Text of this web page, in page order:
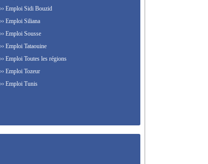
›› Emploi Sidi Bouzid
›› Emploi Siliana
›› Emploi Sousse
›› Emploi Tataouine
›› Emploi Toutes les régions
›› Emploi Tozeur
›› Emploi Tunis